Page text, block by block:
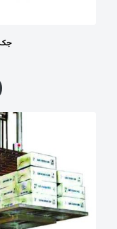
جک